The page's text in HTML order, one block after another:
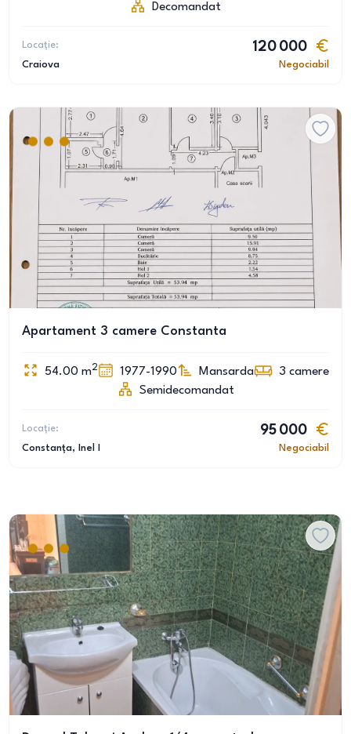
Decomandat
Locație:
Craiova
120 000
Negociabil
Apartament 3 camere Constanta
54.00 m2 1977-1990 Mansarda 3 camere
Semidecomandat
Locație:
Constanța, Inel I
95 000
Negociabil